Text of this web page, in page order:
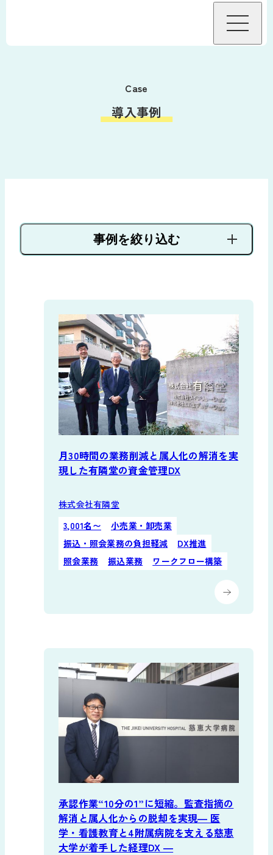
サービス連携
料金
料金試算
導入をお考えの方へ
サポート
よくあるご質問
動作環境
お知らせ
新規/変更申し込み
ログイン
Case
導入事例
事例を絞り込む
学校 建設 飲食
公社・官公庁
不動産
化学・医療
運輸・物流
製造・メーカー
小売業・卸売業
振込・照会業務の負担軽減
資金繰り効率化
セキュリティ対策
利用機能
照会業務
振込業務
ワークフロー構築
スケジュール予約
月30時間の業務削減と属人化の解消を実
現した有隣堂の資金管理DX
株式会社有隣堂
3,001名〜
小売業・卸売業
振込・照会業務の負担軽減
DX推進
照会業務
振込業務 ワークフロー構築
承認作業“10分の1”に短縮。監査指摘の
解消と属人化からの脱却を実現― 医
学・看護教育と4附属病院を支える慈恵
大学が着手した経理DX ―